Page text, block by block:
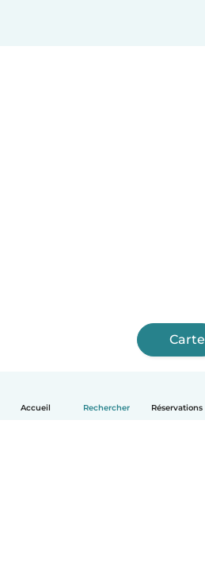
Accueil Rechercher Réservations
Carte